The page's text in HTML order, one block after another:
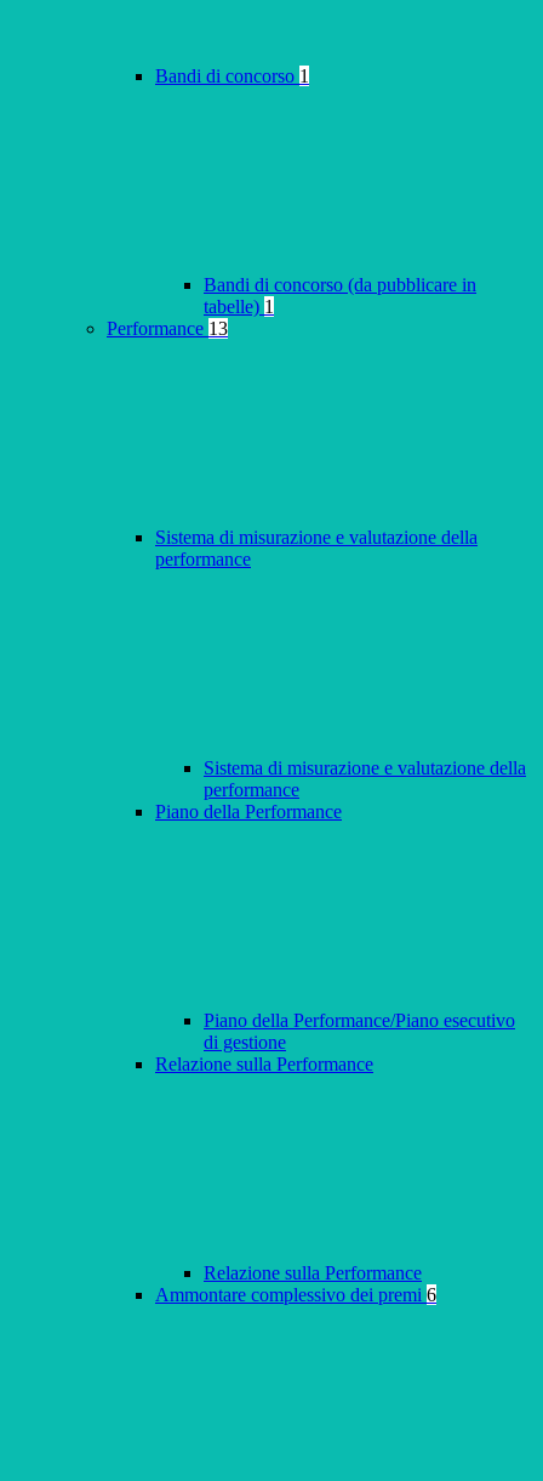
Bandi di concorso 1
Bandi di concorso (da pubblicare in
tabelle) 1
Performance 13
Sistema di misurazione e valutazione della
performance
Sistema di misurazione e valutazione della
performance
Piano della Performance
Piano della Performance/Piano esecutivo
di gestione
Relazione sulla Performance
Relazione sulla Performance
Ammontare complessivo dei premi 6